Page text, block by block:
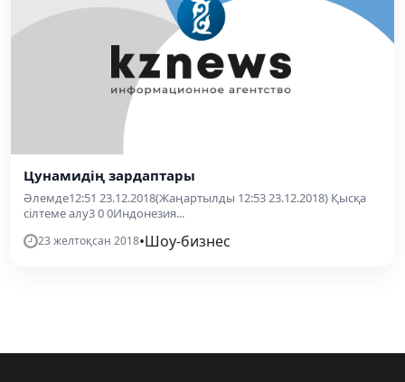
Цунамидің зардаптары
Әлемде12:51 23.12.2018(Жаңартылды 12:53 23.12.2018) Қысқа
сілтеме алу3 0 0Индонезия...
23 желтоқсан 2018•Шоу-бизнес